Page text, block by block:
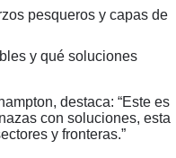
pesqueros y capas de
y qué soluciones
destaca: “Este es
con soluciones, esta
y fronteras.”